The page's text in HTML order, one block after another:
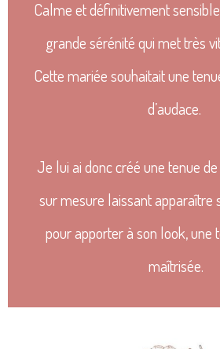
Calme et définitivement
grande sérénité qui met très
Cette mariée souhaitait une
d’audace.
Je lui ai donc créé une tenue
sur mesure laissant apparaître
pour apporter à son look, une
maîtrisée.